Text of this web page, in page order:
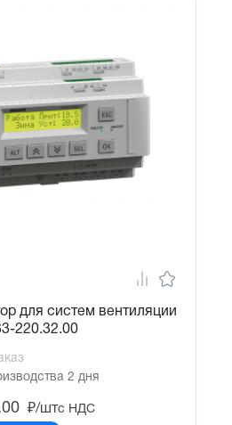
для систем вентиляции
220.32.00
2 дня
₽/штс НДС